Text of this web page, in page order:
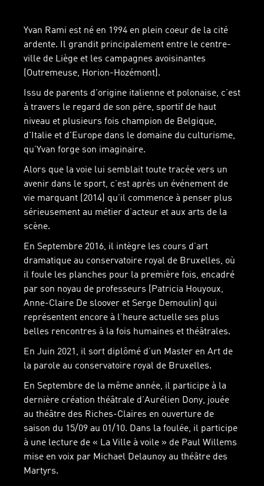
Yvan Rami est né en 1994 en plein coeur de la cité
ardente. Il grandit principalement entre le centre-
ville de Liège et les campagnes avoisinantes
(Outremeuse, Horion-Hozémont).
Issu de parents d'origine italienne et polonaise, c’est
à travers le regard de son père, sportif de haut
niveau et plusieurs fois champion de Belgique,
d'Italie et d'Europe dans le domaine du culturisme,
qu’Yvan forge son imaginaire.
Alors que la voie lui semblait toute tracée vers un
avenir dans le sport, c’est après un événement de
vie marquant (2014) qu’il commence à penser plus
sérieusement au métier d’acteur et aux arts de la
scène.
En Septembre 2016, il intègre les cours d’art
dramatique au conservatoire royal de Bruxelles, où
il foule les planches pour la première fois, encadré
par son noyau de professeurs (Patricia Houyoux,
Anne-Claire De sloover et Serge Demoulin) qui
représentent encore à l’heure actuelle ses plus
belles rencontres à la fois humaines et théâtrales.
En Juin 2021, il sort diplômé d’un Master en Art de
la parole au conservatoire royal de Bruxelles.
En Septembre de la même année, il participe à la
dernière création théâtrale d’Aurélien Dony, jouée
au théâtre des Riches-Claires en ouverture de
saison du 15/09 au 01/10. Dans la foulée, il participe
à une lecture de « La Ville à voile » de Paul Willems
mise en voix par Michael Delaunoy au théâtre des
Martyrs.